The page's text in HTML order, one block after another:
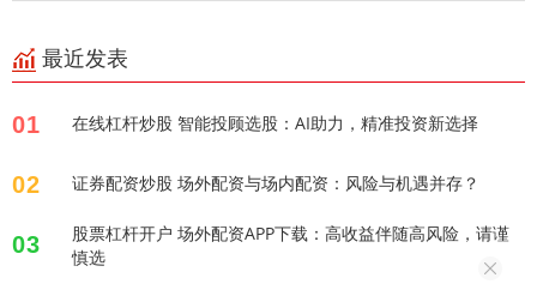
最近发表
01 在线杠杆炒股 智能投顾选股：AI助力，精准投资新选择
02 证券配资炒股 场外配资与场内配资：风险与机遇并存？
03
股票杠杆开户 场外配资APP下载：高收益伴随高风险，请谨
慎选